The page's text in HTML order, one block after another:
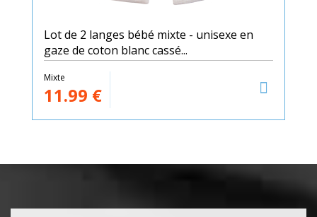
Lot de 2 langes bébé mixte - unisexe en
gaze de coton blanc cassé...
Mixte
11.99 €